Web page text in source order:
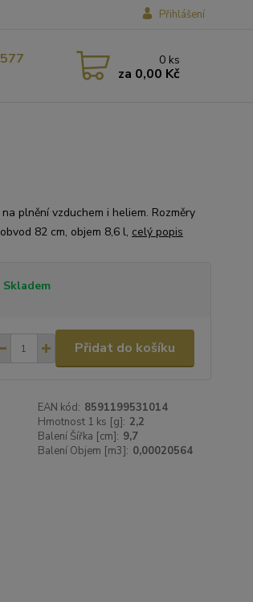
Přihlášení
0 ks
za 0,00 Kč
plnění vzduchem i heliem. Rozměry
82 cm, objem 8,6 l, celý popis
Skladem
Přidat do košíku
EAN kód: 8591199531014
Hmotnost 1 ks [g]: 2,2
Balení Šířka [cm]: 9,7
Balení Objem [m3]: 0,00020564